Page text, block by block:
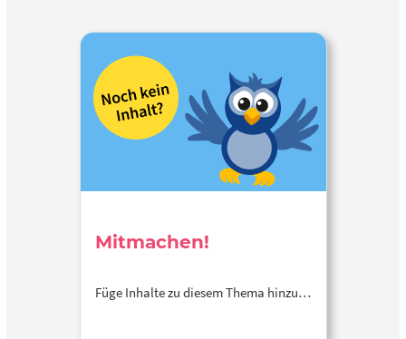
Mitmachen!
Füge Inhalte zu diesem Thema hinzu…